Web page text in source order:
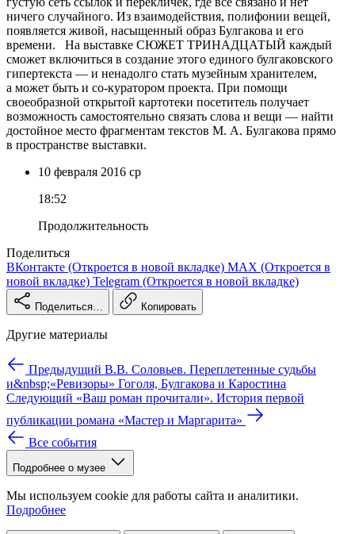
ничего случайного. Из взаимодействия, полифонии вещей,
появляется живой, насыщенный образ Булгакова и его
времени. На выставке СЮЖЕТ ТРИНАДЦАТЫЙ каждый
сможет включиться в создание этого единого булгаковского
гипертекста — и ненадолго стать музейным хранителем,
а может быть и со‑куратором проекта. При помощи
своеобразной открытой картотеки посетитель получает
возможность самостоятельно связать слова и вещи — найти
достойное место фрагментам текстов М. А. Булгакова прямо
в пространстве выставки.
10 февраля 2016 ср
18:52
Продолжительность
Поделиться
ВКонтакте (Откроется в новой вкладке) MAX (Откроется в
новой вкладке) Telegram (Откроется в новой вкладке)
Поделиться… Копировать
Другие материалы
Предыдущий В.В. Соловьев. Переплетенные судьбы
и&nbsp;«Ревизоры» Гоголя, Булгакова и Каростина
Следующий «Ваш роман прочитали». История первой
публикации романа «Мастер и Маргарита»
Все события
Подробнее о музее
Мы используем cookie для работы сайта и аналитики.
Подробнее